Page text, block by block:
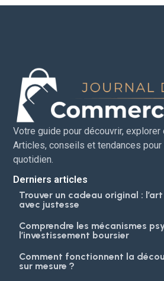
Votre guide pour découvrir, explorer
Articles, conseils et tendances pour
quotidien.
Derniers articles
Trouver un cadeau original :
avec justesse
Comprendre les mécanismes
l’investissement boursier
Comment fonctionnent la
sur mesure ?